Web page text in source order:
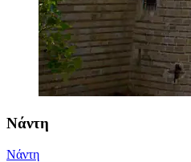
Νάντη
Νάντη